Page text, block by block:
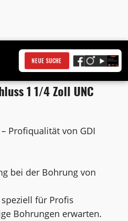
NEUE SUCHE
1 1/4 Zoll UNC
Profiqualität von GDI
bei der Bohrung von
für Profis
Bohrungen erwarten.